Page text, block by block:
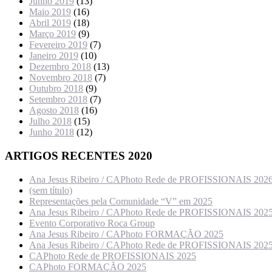
Maio 2019 (16)
Abril 2019 (18)
Março 2019 (9)
Fevereiro 2019 (7)
Janeiro 2019 (10)
Dezembro 2018 (13)
Novembro 2018 (7)
Outubro 2018 (9)
Setembro 2018 (7)
Agosto 2018 (16)
Julho 2018 (15)
Junho 2018 (12)
ARTIGOS RECENTES 2020
Ana Jesus Ribeiro / CAPhoto Rede de PROFISSIONAIS
(sem título)
Representações pela Comunidade “V” em 2025
Ana Jesus Ribeiro / CAPhoto Rede de PROFISSIONAIS
Evento Corporativo Roca Group
Ana Jesus Ribeiro / CAPhoto FORMAÇÃO 2025
Ana Jesus Ribeiro / CAPhoto Rede de PROFISSIONAIS
CAPhoto Rede de PROFISSIONAIS 2025
CAPhoto FORMAÇÃO 2025